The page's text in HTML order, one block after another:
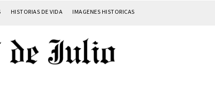
HISTORIAS DE VIDA IMAGENES HISTORICAS